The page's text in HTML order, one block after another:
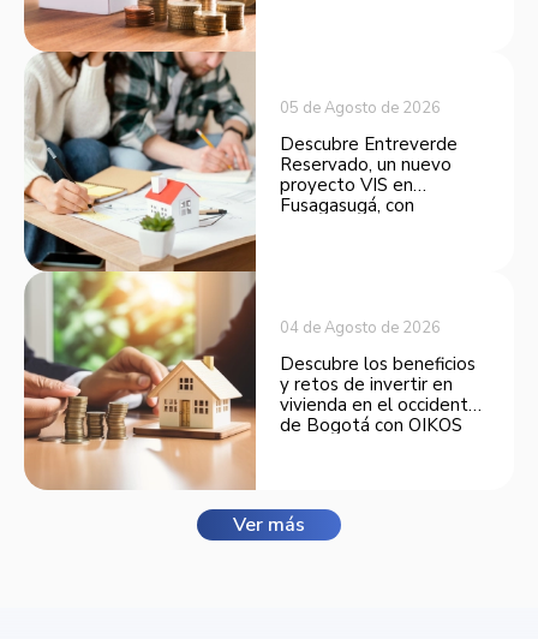
05 de Agosto de 2026
Descubre Entreverde
Reservado, un nuevo
proyecto VIS en
Fusagasugá, con
04 de Agosto de 2026
Descubre los beneficios
y retos de invertir en
vivienda en el occidente
de Bogotá con OIKOS
Ver más